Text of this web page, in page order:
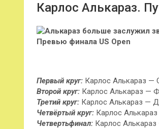
Карлос Алькараз.
Первый круг: Карлос Алькараз —
Второй круг: Карлос Алькараз —
Третий круг: Карлос Алькараз —
Четвёртый круг: Карлос
Четвертьфинал: Карлос